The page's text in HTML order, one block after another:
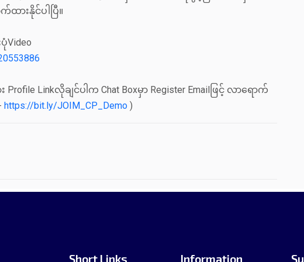
ားနိုင်ပါပြီ။
Video
Profile Linkလိုချင်ပါက Chat Boxမှာ Register Emailဖြင့် လာရောက်
https://bit.ly/JOIM_CP_Demo )
Short Links Information